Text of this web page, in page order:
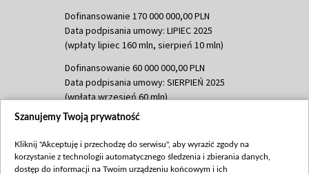
Dofinansowanie 170 000 000,00 PLN
Data podpisania umowy: LIPIEC 2025
(wpłaty lipiec 160 mln, sierpień 10 mln)
Dofinansowanie 60 000 000,00 PLN
Data podpisania umowy: SIERPIEŃ 2025
(wpłata wrzesień 60 mln)
Dofinansowanie 635 783 051,21 PLN
(wpłata wrzesień 100 mln, październik 350
mln, listopad 265 mln)
Szanujemy Twoją prywatność
Kliknij "Akceptuję i przechodzę do serwisu", aby wyrazić zgody na
korzystanie z technologii automatycznego śledzenia i zbierania danych,
dostęp do informacji na Twoim urządzeniu końcowym i ich